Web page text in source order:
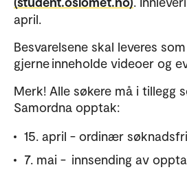
april.
Besvarelsene skal leveres
gjerne inneholde videoer og
Merk! Alle søkere må i tillegg
Samordna opptak:
15. april - ordinær
7. mai - innsending av